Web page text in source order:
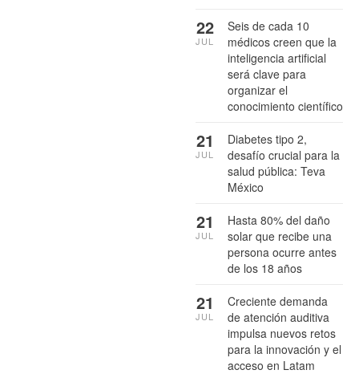
Seis de cada 10
médicos creen que la
inteligencia artificial
será clave para
organizar el
conocimiento científico
22
JUL
Diabetes tipo 2,
desafío crucial para la
salud pública: Teva
México
21
JUL
Hasta 80% del daño
solar que recibe una
persona ocurre antes
de los 18 años
21
JUL
Creciente demanda
de atención auditiva
impulsa nuevos retos
para la innovación y el
acceso en Latam
21
JUL